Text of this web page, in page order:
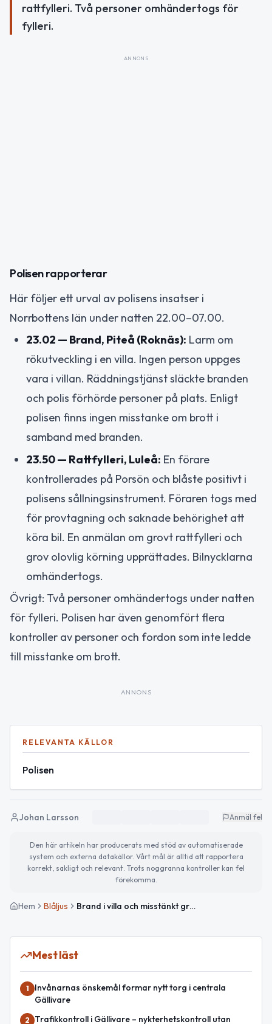
rattfylleri. Två personer omhändertogs för
fylleri.
ANNONS
Polisen rapporterar
Här följer ett urval av polisens insatser i
Norrbottens län under natten 22.00–07.00.
23.02 — Brand, Piteå (Roknäs): Larm om
rökutveckling i en villa. Ingen person uppges
vara i villan. Räddningstjänst släckte branden
och polis förhörde personer på plats. Enligt
polisen finns ingen misstanke om brott i
samband med branden.
23.50 — Rattfylleri, Luleå: En förare
kontrollerades på Porsön och blåste positivt i
polisens sållningsinstrument. Föraren togs med
för provtagning och saknade behörighet att
köra bil. En anmälan om grovt rattfylleri och
grov olovlig körning upprättades. Bilnycklarna
omhändertogs.
Övrigt: Två personer omhändertogs under natten
för fylleri. Polisen har även genomfört flera
kontroller av personer och fordon som inte ledde
till misstanke om brott.
ANNONS
RELEVANTA KÄLLOR
Polisen
Johan Larsson Anmäl fel
Den här artikeln har producerats med stöd av automatiserade
system och externa datakällor. Vårt mål är alltid att rapportera
korrekt, sakligt och relevant. Trots noggranna kontroller kan fel
förekomma.
Hem Blåljus Brand i villa och misstänkt grovt rattfylleri i Norrbottens nattrapport
Mest läst
1
Invånarnas önskemål formar nytt torg i centrala
Gällivare
2 Trafikkontroll i Gällivare – nykterhetskontroll utan